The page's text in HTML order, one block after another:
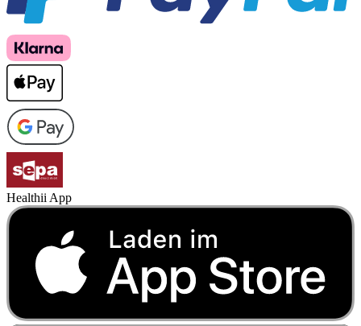
Healthii App